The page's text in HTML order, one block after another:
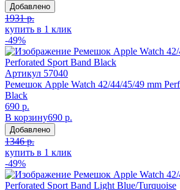
Добавлено
1931 р.
купить в 1 клик
-49%
Артикул 57040
Ремешок Apple Watch 42/44/45/49 mm
Black
690 р.
В корзину690 р.
Добавлено
1346 р.
купить в 1 клик
-49%